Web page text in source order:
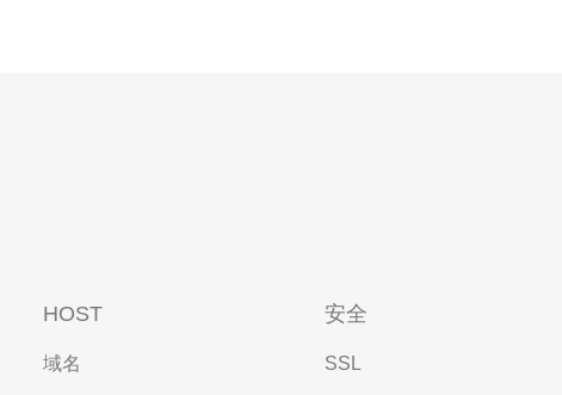
HOST
域名
安全
SSL